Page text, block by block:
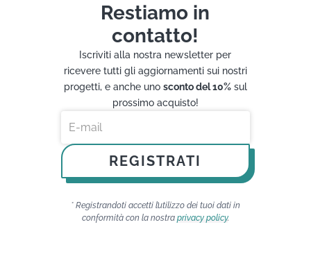
Restiamo in
contatto!
Iscriviti alla nostra newsletter per
ricevere tutti gli aggiornamenti sui nostri
progetti, e anche uno sconto del 10%sul
prossimo acquisto!
REGISTRATI
* Registrandoti accetti l’utilizzo dei tuoi dati in
conformità con la nostra privacy policy.